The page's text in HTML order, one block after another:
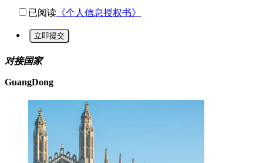
已阅读 《个人信息授权书》
立即提交
对接国家
GuangDong